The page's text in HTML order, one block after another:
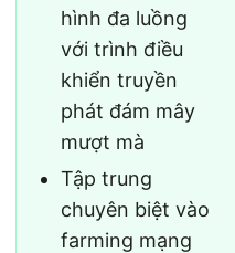
hình đa luồng
với trình điều
khiển truyền
phát đám mây
mượt mà
Tập trung
chuyên biệt vào
farming mạng